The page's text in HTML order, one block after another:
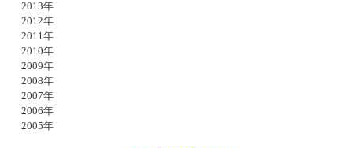
2013年
2012年
2011年
2010年
2009年
2008年
2007年
2006年
2005年